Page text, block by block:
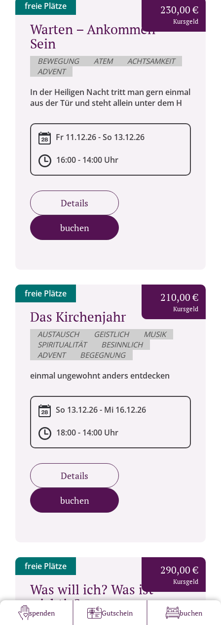
spenden Gutschein buchen
freie Plätze 230,00 €
Kursgeld
Warten – Ankommen –
Sein
BEWEGUNG ATEM
ACHTSAMKEIT
ADVENT
In der Heiligen Nacht tritt man gern einmal
aus der Tür und steht allein unter dem H
Fr 11.12.26 - So 13.12.26
16:00 - 14:00 Uhr
Details
buchen
freie Plätze 210,00 €
Kursgeld
Das Kirchenjahr
AUSTAUSCH GEISTLICH
MUSIK
SPIRITUALITÄT
BESINNLICH
ADVENT
BEGEGNUNG
einmal ungewohnt anders entdecken
So 13.12.26 - Mi 16.12.26
18:00 - 14:00 Uhr
Details
buchen
freie Plätze 290,00 €
Kursgeld
Was will ich? Was ist
wichtig?...
LEBEN